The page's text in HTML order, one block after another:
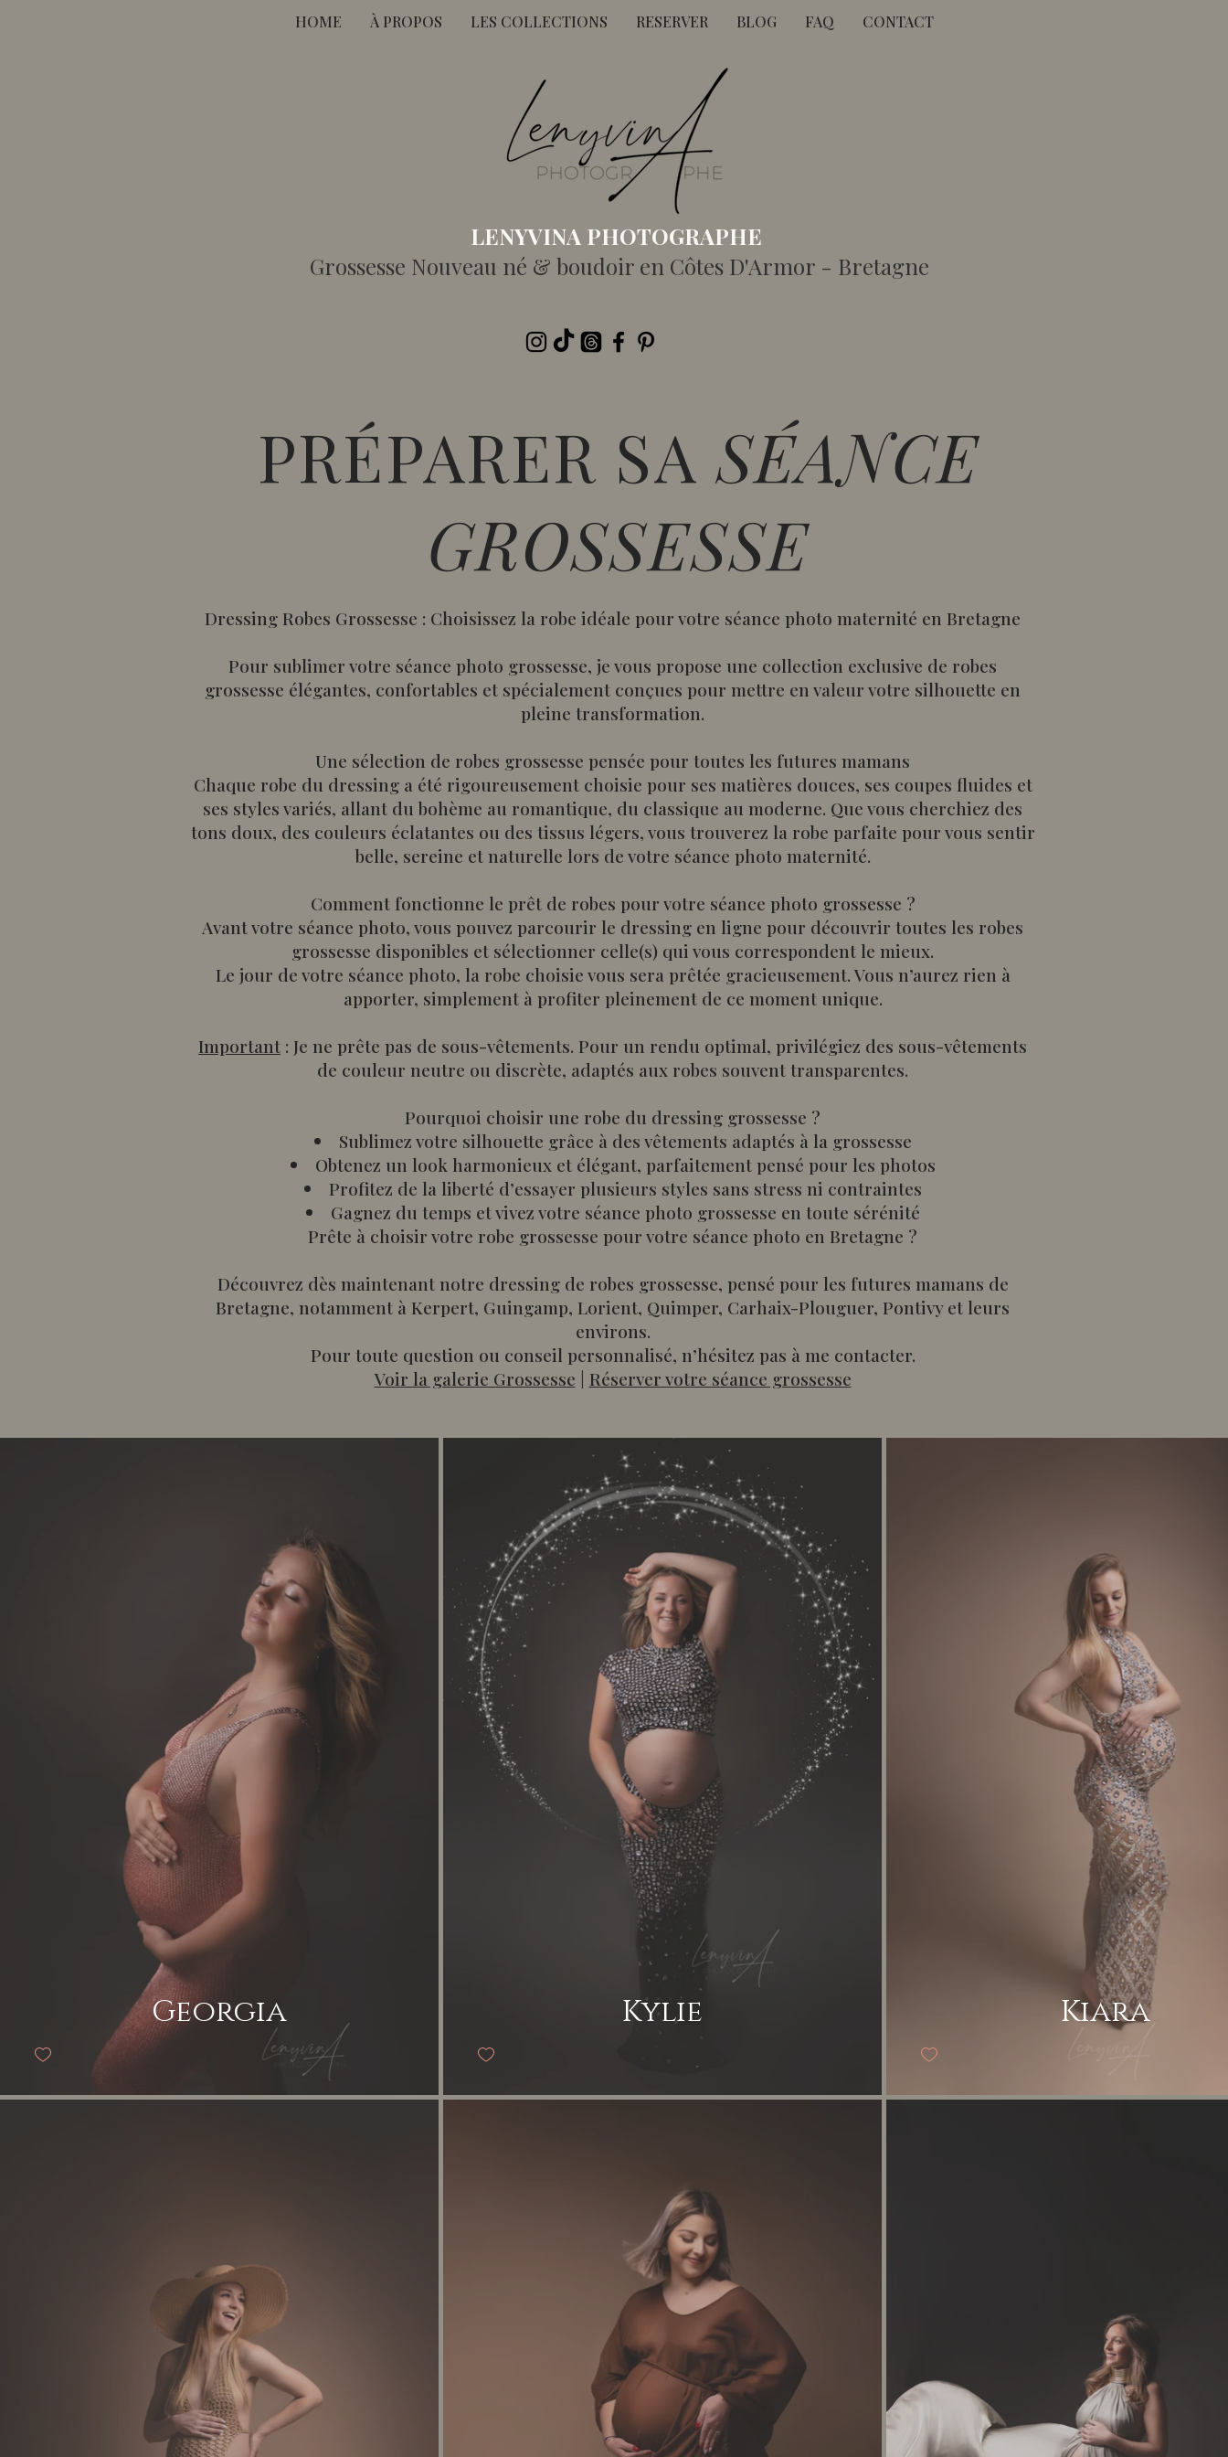
HOME À PROPOS LES COLLECTIONS RESERVER BLOG FAQ CONTACT
LENYVINA PHOTOGRAPHE
Grossesse Nouveau né & boudoir en Côtes D'Armor - Bretagne
PRÉPARER SA SÉANCE
GROSSESSE
Dressing Robes Grossesse : Choisissez la robe idéale pour votre séance photo maternité en Bretagne
Pour sublimer votre séance photo grossesse, je vous propose une collection exclusive de robes
grossesse élégantes, confortables et spécialement conçues pour mettre en valeur votre silhouette en
pleine transformation.
Une sélection de robes grossesse pensée pour toutes les futures mamans
Chaque robe du dressing a été rigoureusement choisie pour ses matières douces, ses coupes fluides et
ses styles variés, allant du bohème au romantique, du classique au moderne. Que vous cherchiez des
tons doux, des couleurs éclatantes ou des tissus légers, vous trouverez la robe parfaite pour vous sentir
belle, sereine et naturelle lors de votre séance photo maternité.
Comment fonctionne le prêt de robes pour votre séance photo grossesse ?
Avant votre séance photo, vous pouvez parcourir le dressing en ligne pour découvrir toutes les robes
grossesse disponibles et sélectionner celle(s) qui vous correspondent le mieux.
Le jour de votre séance photo, la robe choisie vous sera prêtée gracieusement. Vous n’aurez rien à
apporter, simplement à profiter pleinement de ce moment unique.
Important : Je ne prête pas de sous-vêtements. Pour un rendu optimal, privilégiez des sous-vêtements
de couleur neutre ou discrète, adaptés aux robes souvent transparentes.
Pourquoi choisir une robe du dressing grossesse ?
Sublimez votre silhouette grâce à des vêtements adaptés à la grossesse
Obtenez un look harmonieux et élégant, parfaitement pensé pour les photos
Profitez de la liberté d’essayer plusieurs styles sans stress ni contraintes
Gagnez du temps et vivez votre séance photo grossesse en toute sérénité
Prête à choisir votre robe grossesse pour votre séance photo en Bretagne ?
Découvrez dès maintenant notre dressing de robes grossesse, pensé pour les futures mamans de
Bretagne, notamment à Kerpert, Guingamp, Lorient, Quimper, Carhaix-Plouguer, Pontivy et leurs
environs.
Pour toute question ou conseil personnalisé, n’hésitez pas à me contacter.
Voir la galerie Grossesse | Réserver votre séance grossesse
Georgia Kylie Kiara